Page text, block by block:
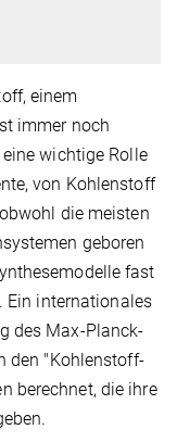
einem
immer noch
wichtige Rolle
von Kohlenstoff
die meisten
geboren
fast
Ein internationales
des Max-Planck-
den "Kohlenstoff-
berechnet, die ihre